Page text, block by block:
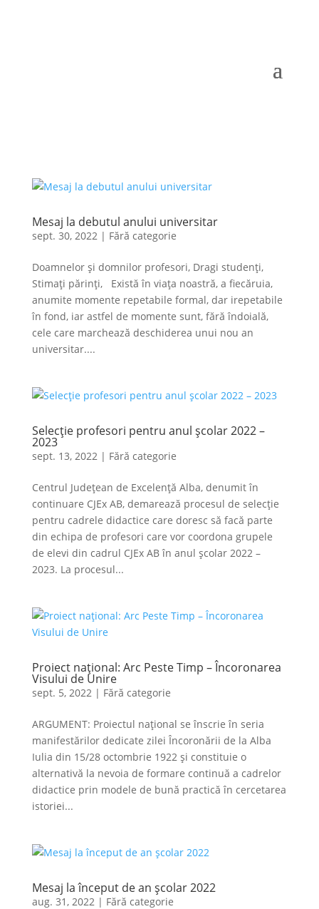
Mesaj la debutul anului universitar
sept. 30, 2022| Fără categorie
Doamnelor și domnilor profesori, Dragi studenți,
Stimați părinți, Există în viața noastră, a fiecăruia,
anumite momente repetabile formal, dar irepetabile
în fond, iar astfel de momente sunt, fără îndoială,
cele care marchează deschiderea unui nou an
universitar....
Selecție profesori pentru anul școlar 2022 –
2023
sept. 13, 2022| Fără categorie
Centrul Județean de Excelență Alba, denumit în
continuare CJEx AB, demarează procesul de selecție
pentru cadrele didactice care doresc să facă parte
din echipa de profesori care vor coordona grupele
de elevi din cadrul CJEx AB în anul școlar 2022 –
2023. La procesul...
Proiect național: Arc Peste Timp – Încoronarea
Visului de Unire
sept. 5, 2022| Fără categorie
ARGUMENT: Proiectul național se înscrie în seria
manifestărilor dedicate zilei Încoronării de la Alba
Iulia din 15/28 octombrie 1922 și constituie o
alternativă la nevoia de formare continuă a cadrelor
didactice prin modele de bună practică în cercetarea
istoriei...
Mesaj la început de an școlar 2022
aug. 31, 2022| Fără categorie